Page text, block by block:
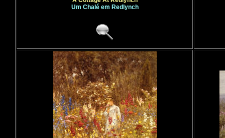
Um Chalé em Redlynch